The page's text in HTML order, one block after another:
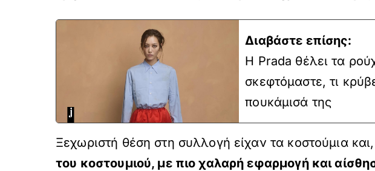
Διαβάστε επίσης:
Η Prada θέλει τα
σκεφτόμαστε, τι
πουκάμισά της
Ξεχωριστή θέση στη συλλογή είχαν τα κοστούμια
του κοστουμιού, με πιο χαλαρή εφαρμογή και